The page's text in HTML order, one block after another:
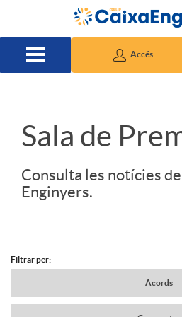
Salta al contingut principal
Accés
S
d
Sala de
Consulta les notícies
Enginyers.
N
Filtrar per:
Acords